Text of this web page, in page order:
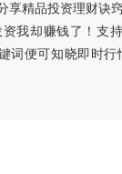
享精品投资理财诀
我却赚钱了！支
词便可知晓即时